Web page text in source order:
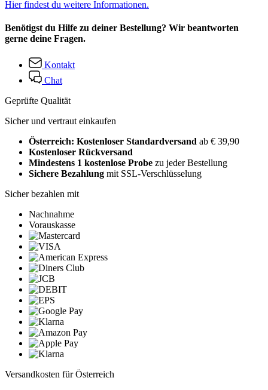
Hier findest du weitere Informationen.
Benötigst du Hilfe zu deiner Bestellung? Wir beantworten
gerne deine Fragen.
Kontakt
Chat
Geprüfte Qualität
Sicher und vertraut einkaufen
Österreich: Kostenloser Standardversand ab € 39,90
Kostenloser Rückversand
Mindestens 1 kostenlose Probe zu jeder Bestellung
Sichere Bezahlung mit SSL-Verschlüsselung
Sicher bezahlen mit
Nachnahme
Vorauskasse
Versandkosten für Österreich